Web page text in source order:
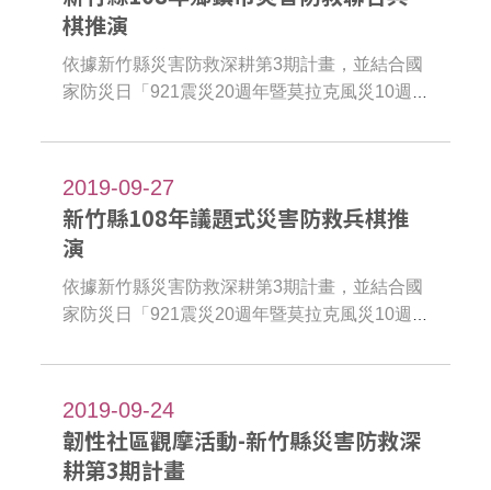
後將擔負起推廣韌性社區、強化社區鄰里自
救、防災之責任。
棋推演
依據新竹縣災害防救深耕第3期計畫，並結合國
家防災日「921震災20週年暨莫拉克風災10週
市）公所災害防救兵棋推演。目的為使本縣各
其任務職掌，並作縱向與橫向單位間溝通、協
調、分工的訓練，期使公所檢視防災應變工作
的問題或不足之處，爾後能加以改進。同時，
藉由災害規模設定，檢視各公所因應之防救災
資源是否充足，並期能進一步研擬相應對策。
2019-09-27
新竹縣108年議題式災害防救兵棋推
演
依據新竹縣災害防救深耕第3期計畫，並結合國
家防災日「921震災20週年暨莫拉克風災10週
心「颱洪災害」議題式桌上型兵棋推演。藉由
對策並培訓各單位協調與應變能力，嘗試找出
可能面臨的問題或防災缺口，作為後續防災工
作策進的依據。
2019-09-24
韌性社區觀摩活動-新竹縣災害防救深
耕第3期計畫